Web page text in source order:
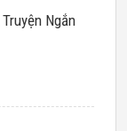
Truyện Ngắn